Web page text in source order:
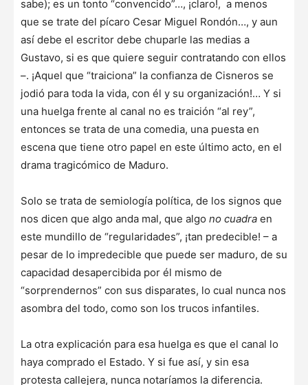
sabe); es un tonto “convencido”…, ¡claro!, a menos
que se trate del pícaro Cesar Miguel Rondón…, y aun
así debe el escritor debe chuparle las medias a
Gustavo, si es que quiere seguir contratando con ellos
–. ¡Aquel que “traiciona” la confianza de Cisneros se
jodió para toda la vida, con él y su organización!… Y si
una huelga frente al canal no es traición “al rey”,
entonces se trata de una comedia, una puesta en
escena que tiene otro papel en este último acto, en el
drama tragicómico de Maduro.
Solo se trata de semiología política, de los signos que
nos dicen que algo anda mal, que algo no cuadra en
este mundillo de “regularidades”, ¡tan predecible! – a
pesar de lo impredecible que puede ser maduro, de su
capacidad desapercibida por él mismo de
“sorprendernos” con sus disparates, lo cual nunca nos
asombra del todo, como son los trucos infantiles.
La otra explicación para esa huelga es que el canal lo
haya comprado el Estado. Y si fue así, y sin esa
protesta callejera, nunca notaríamos la diferencia.